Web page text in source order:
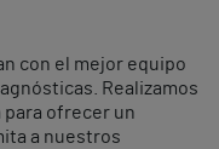
con el mejor equipo
Realizamos
para ofrecer un
a nuestros